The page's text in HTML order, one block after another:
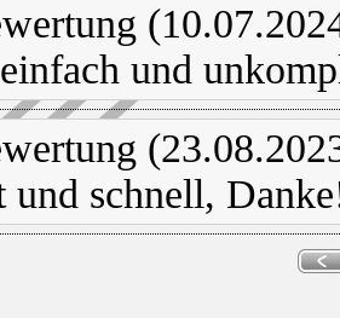
und
und schnell,